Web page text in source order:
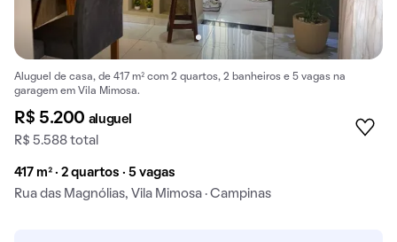
Aluguel de casa, de 417 m² com 2 quartos, 2 banheiros e 5 vagas na
garagem em Vila Mimosa.
R$ 5.200 aluguel
R$ 5.588 total
417 m² · 2 quartos · 5 vagas
Rua das Magnólias, Vila Mimosa · Campinas